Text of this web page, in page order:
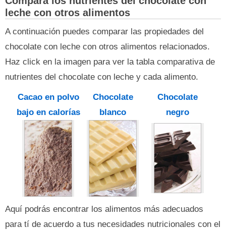
leche con otros alimentos
A continuación puedes comparar las propiedades del
chocolate con leche con otros alimentos relacionados.
Haz click en la imagen para ver la tabla comparativa de
nutrientes del chocolate con leche y cada alimento.
Cacao en polvo
bajo en calorías
Chocolate
blanco
Chocolate
negro
Aquí podrás encontrar los alimentos más adecuados
para tí de acuerdo a tus necesidades nutricionales con el